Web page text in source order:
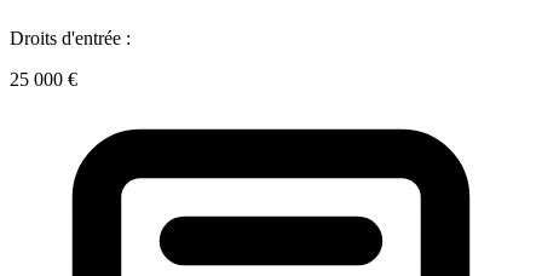
Droits d'entrée :
25 000 €